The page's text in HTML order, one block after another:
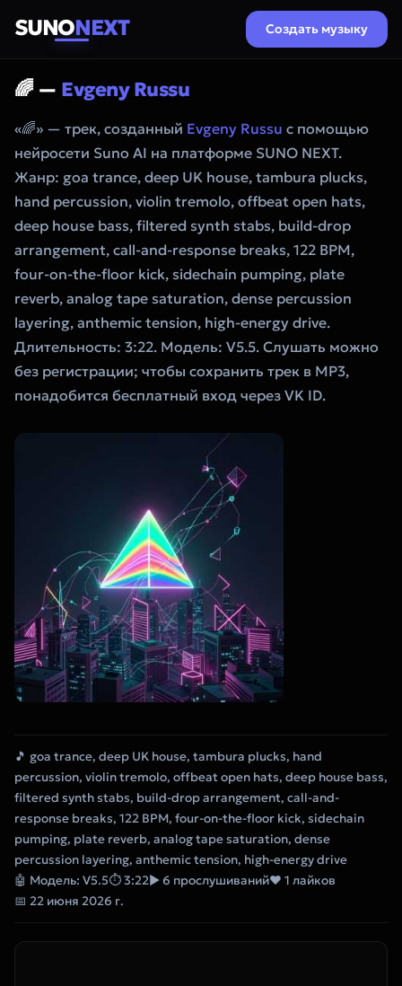
SUNONEXT Создать музыку
🌈 — Evgeny Russu
«🌈» — трек, созданный Evgeny Russu с помощью
нейросети Suno AI на платформе SUNO NEXT.
Жанр: goa trance, deep UK house, tambura plucks,
hand percussion, violin tremolo, offbeat open hats,
deep house bass, filtered synth stabs, build-drop
arrangement, call-and-response breaks, 122 BPM,
four-on-the-floor kick, sidechain pumping, plate
reverb, analog tape saturation, dense percussion
layering, anthemic tension, high-energy drive.
Длительность: 3:22. Модель: V5.5. Слушать можно
без регистрации; чтобы сохранить трек в MP3,
понадобится бесплатный вход через VK ID.
🎵 goa trance, deep UK house, tambura plucks, hand
percussion, violin tremolo, offbeat open hats, deep house bass,
filtered synth stabs, build-drop arrangement, call-and-
response breaks, 122 BPM, four-on-the-floor kick, sidechain
pumping, plate reverb, analog tape saturation, dense
percussion layering, anthemic tension, high-energy drive
🤖 Модель: V5.5⏱ 3:22▶ 6 прослушиваний❤ 1 лайков
📅 22 июня 2026 г.